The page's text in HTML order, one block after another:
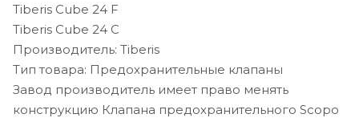
Tiberis Cube 24 F
Tiberis Cube 24 C
Производитель: Tiberis
Тип товара: Предохранительные клапаны
Завод производитель имеет право менять
конструкцию Клапана предохранительного Scopo